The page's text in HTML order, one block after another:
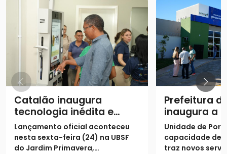
Catalão inaugura
tecnologia inédita e
assume posição de
destaque na saúde
digital no SUS
Lançamento oficial aconteceu
nesta sexta-feira (24) na UBSF
do Jardim Primavera,
Prefeitura
inaugura a
Unidade
Saúde da
Fayad
Unidade de
capacidade de
traz novos